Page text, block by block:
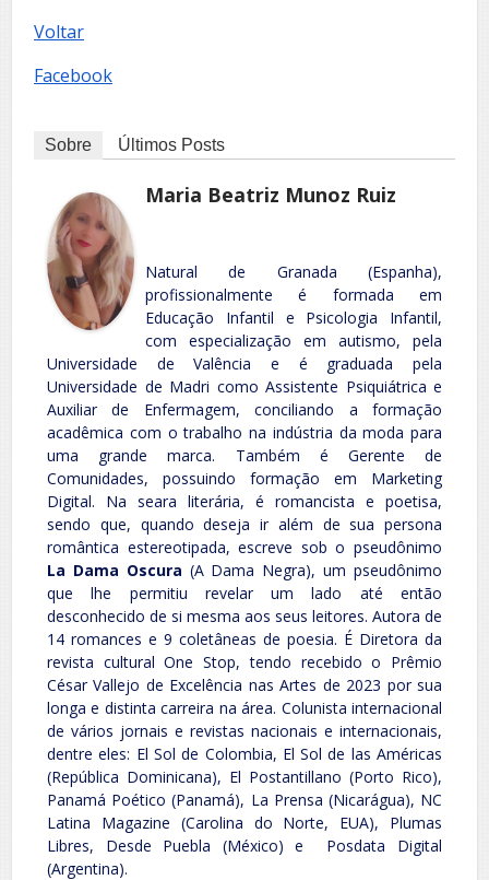
Voltar
Facebook
Sobre Últimos Posts
Maria Beatriz Munoz Ruiz
Natural de Granada (Espanha),
profissionalmente é formada em
Educação Infantil e Psicologia Infantil,
com especialização em autismo, pela
Universidade de Valência e é graduada pela
Universidade de Madri como Assistente Psiquiátrica e
Auxiliar de Enfermagem, conciliando a formação
acadêmica com o trabalho na indústria da moda para
uma grande marca. Também é Gerente de
Comunidades, possuindo formação em Marketing
Digital. Na seara literária, é romancista e poetisa,
sendo que, quando deseja ir além de sua persona
romântica estereotipada, escreve sob o pseudônimo
La Dama Oscura (A Dama Negra), um pseudônimo
que lhe permitiu revelar um lado até então
desconhecido de si mesma aos seus leitores. Autora de
14 romances e 9 coletâneas de poesia. É Diretora da
revista cultural One Stop, tendo recebido o Prêmio
César Vallejo de Excelência nas Artes de 2023 por sua
longa e distinta carreira na área. Colunista internacional
de vários jornais e revistas nacionais e internacionais,
dentre eles: El Sol de Colombia, El Sol de las Américas
(República Dominicana), El Postantillano (Porto Rico),
Panamá Poético (Panamá), La Prensa (Nicarágua), NC
Latina Magazine (Carolina do Norte, EUA), Plumas
Libres, Desde Puebla (México) e Posdata Digital
(Argentina).